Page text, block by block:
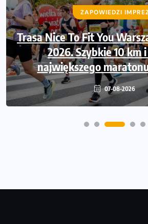
ZAPOWIEDZI
Trasa Nice To Fit You
2026. Szybkie 10 km
największego
07-08-2026
ZAPOWIEDZI
Ruszają zapisy na Nice
Maraton przy okazji 48.
06-08-2026